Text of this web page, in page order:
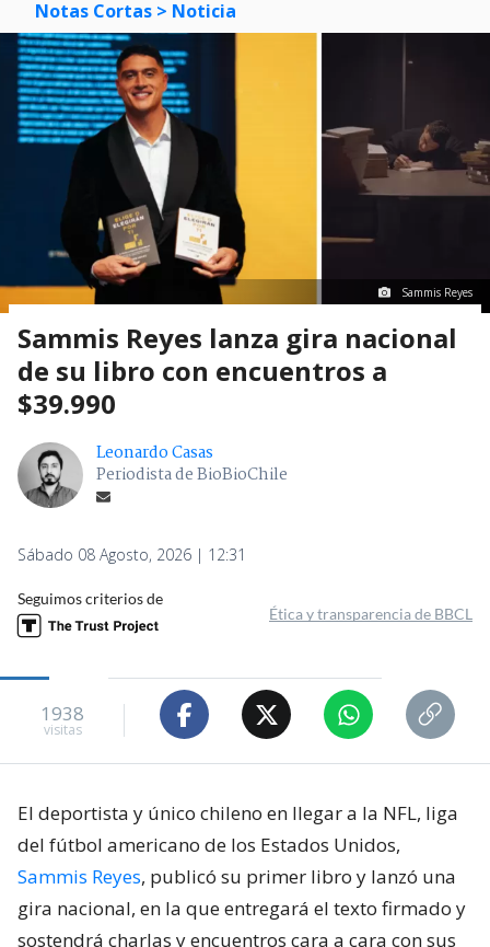
Notas Cortas > Noticia
Sammis Reyes
Sammis Reyes lanza gira nacional
de su libro con encuentros a
$39.990
Leonardo Casas
Periodista de BioBioChile
Sábado 08 Agosto, 2026 | 12:31
Seguimos criterios de
Ética y transparencia de BBCL
1938
visitas
El deportista y único chileno en llegar a la NFL, liga
del fútbol americano de los Estados Unidos,
Sammis Reyes, publicó su primer libro y lanzó una
gira nacional, en la que entregará el texto firmado y
sostendrá charlas y encuentros cara a cara con sus